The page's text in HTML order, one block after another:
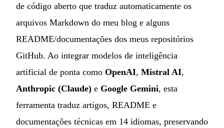
de código aberto que traduz automaticamente os
arquivos Markdown do meu blog e alguns
README/documentações dos meus repositórios
GitHub. Ao integrar modelos de inteligência
artificial de ponta como OpenAI, Mistral AI,
Anthropic (Claude) e Google Gemini, esta
ferramenta traduz artigos, README e
documentações técnicas em 14 idiomas, preservando